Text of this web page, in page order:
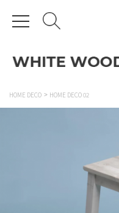
HOME DECO HOME DECO 02